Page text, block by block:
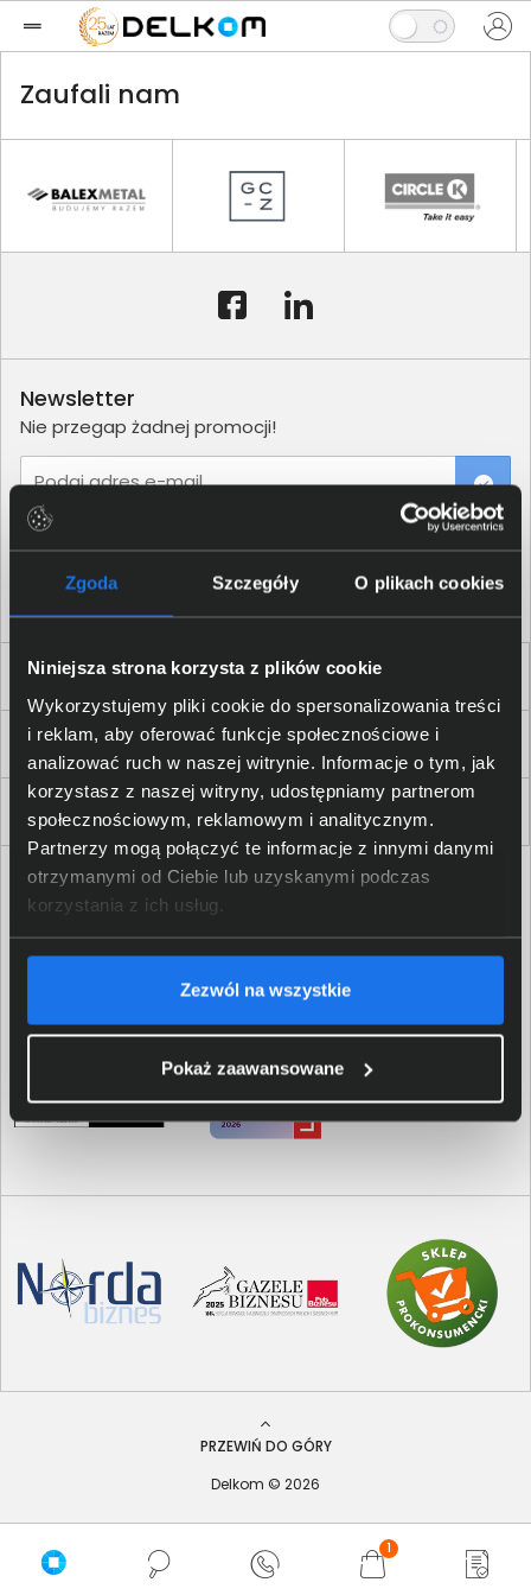
Zgoda Szczegóły O plikach cookies
Niniejsza strona korzysta z plików cookie
Wykorzystujemy pliki cookie do spersonalizowania treści
i reklam, aby oferować funkcje społecznościowe i
analizować ruch w naszej witrynie. Informacje o tym, jak
korzystasz z naszej witryny, udostępniamy partnerom
społecznościowym, reklamowym i analitycznym.
Partnerzy mogą połączyć te informacje z innymi danymi
otrzymanymi od Ciebie lub uzyskanymi podczas
korzystania z ich usług.
Zezwól na wszystkie
Pokaż zaawansowane
1
Zaufali nam
Dla Firm i Instytucji
Zakupy
Delkom 2000
Newsletter
Nie przegap żadnej promocji!
Podaj adres e-mail
PRZEWIŃ DO GÓRY
Delkom © 2026